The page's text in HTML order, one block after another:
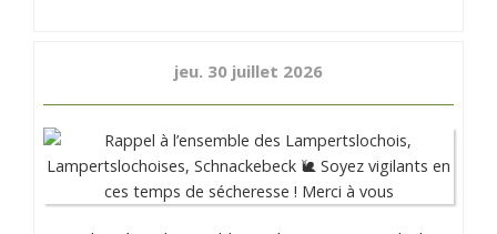
jeu. 30 juillet 2026